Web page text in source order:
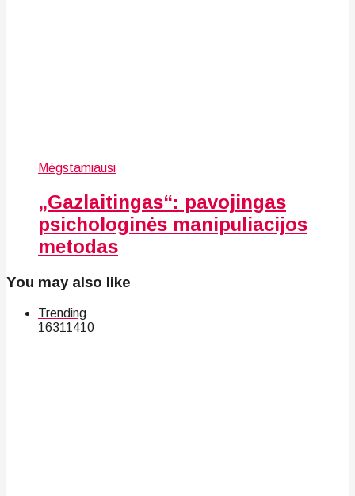
Mėgstamiausi
„Gazlaitingas“: pavojingas
psichologinės manipuliacijos
metodas
You may also like
Trending
16311410